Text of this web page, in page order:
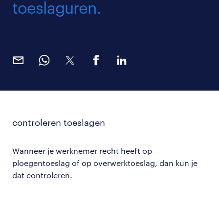
toeslaguren.
controleren toeslagen
Wanneer je werknemer recht heeft op
ploegentoeslag of op overwerktoeslag, dan kun je
dat controleren.